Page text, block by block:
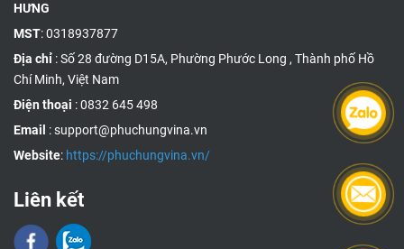
HƯNG
MST: 0318937877
Địa chỉ : Số 28 đường D15A, Phường Phước Long , Thành phố Hồ
Chí Minh, Việt Nam
Điện thoại : 0832 645 498
Email : support@phuchungvina.vn
Website: https://phuchungvina.vn/
Liên kết